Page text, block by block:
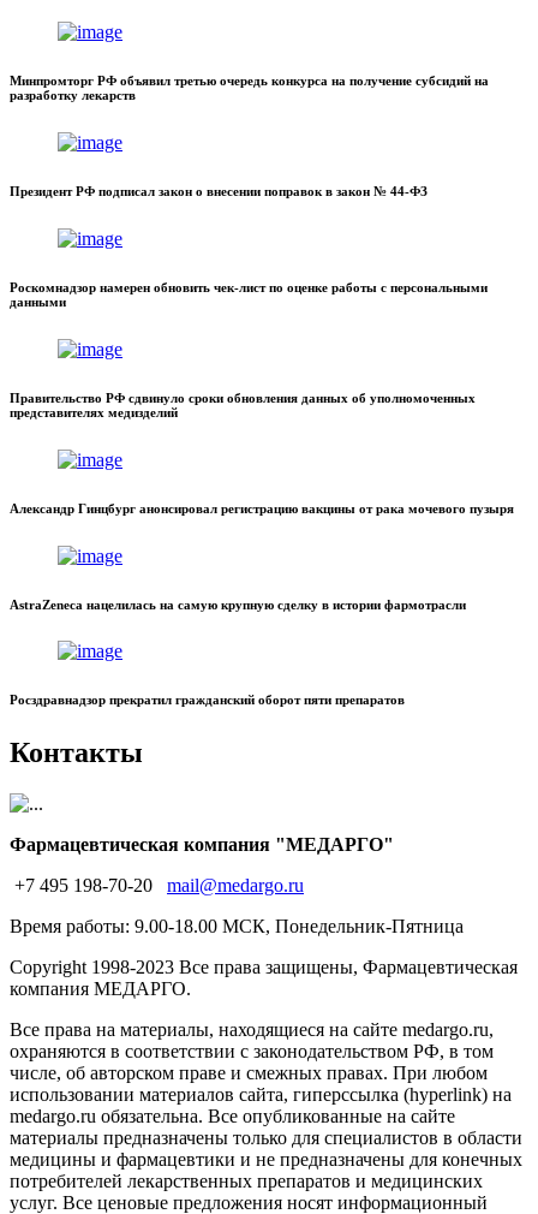
Минпромторг РФ объявил третью очередь конкурса на получение субсидий на
разработку лекарств
Президент РФ подписал закон о внесении поправок в закон № 44-ФЗ
Роскомнадзор намерен обновить чек-лист по оценке работы с персональными
данными
Правительство РФ сдвинуло сроки обновления данных об уполномоченных
представителях медизделий
Александр Гинцбург анонсировал регистрацию вакцины от рака мочевого пузыря
AstraZeneca нацелилась на самую крупную сделку в истории фармотрасли
Росздравнадзор прекратил гражданский оборот пяти препаратов
Контакты
Фармацевтическая компания "МЕДАРГО"
+7 495 198-70-20
mail@medargo.ru
Время работы: 9.00-18.00 МСК, Понедельник-Пятница
Copyright 1998-2023 Все права защищены, Фармацевтическая
компания МЕДАРГО.
Все права на материалы, находящиеся на сайте medargo.ru,
охраняются в соответствии с законодательством РФ, в том
числе, об авторском праве и смежных правах. При любом
использовании материалов сайта, гиперссылка (hyperlink) на
medargo.ru обязательна. Все опубликованные на сайте
материалы предназначены только для специалистов в области
медицины и фармацевтики и не предназначены для конечных
потребителей лекарственных препаратов и медицинских
услуг. Все ценовые предложения носят информационный